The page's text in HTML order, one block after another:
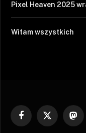
Pixel Heaven 2025
Witam wszystkich
Facebook
X